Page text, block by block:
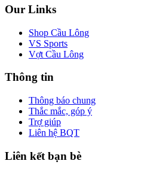
Our Links
Shop Cầu Lông
VS Sports
Vợt Cầu Lông
Thông tin
Thông báo chung
Thắc mắc, góp ý
Trợ giúp
Liên hệ BQT
Liên kết bạn bè